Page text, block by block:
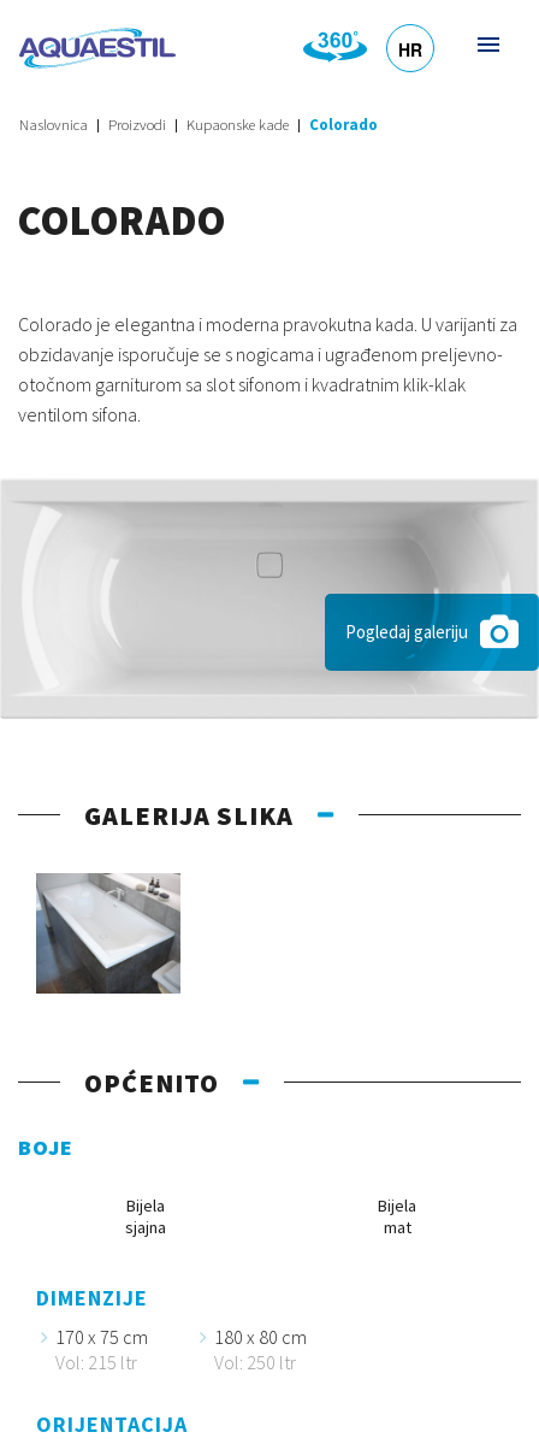
HR
Naslovnica Proizvodi Kupaonske kade Colorado
COLORADO
Colorado je elegantna i moderna pravokutna kada. U varijanti za
obzidavanje isporučuje se s nogicama i ugrađenom preljevno-
otočnom garniturom sa slot sifonom i kvadratnim klik-klak
ventilom sifona.
Pogledaj galeriju
GALERIJA SLIKA
OPĆENITO
BOJE
Bijela
sjajna
Bijela
mat
DIMENZIJE
170 x 75 cm
Vol: 215 ltr
180 x 80 cm
Vol: 250 ltr
ORIJENTACIJA